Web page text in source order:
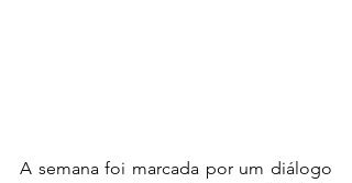
A semana foi marcada por um diálogo